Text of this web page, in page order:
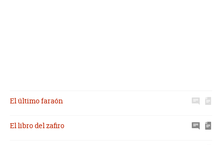
El último faraón
El libro del zafiro